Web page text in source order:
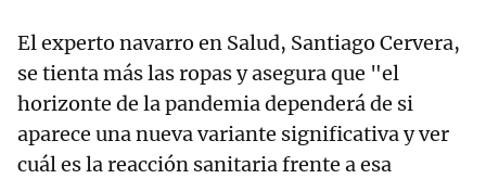
El experto navarro en Salud, Santiago Cervera,
se tienta más las ropas y asegura que "el
horizonte de la pandemia dependerá de si
aparece una nueva variante significativa y ver
cuál es la reacción sanitaria frente a esa